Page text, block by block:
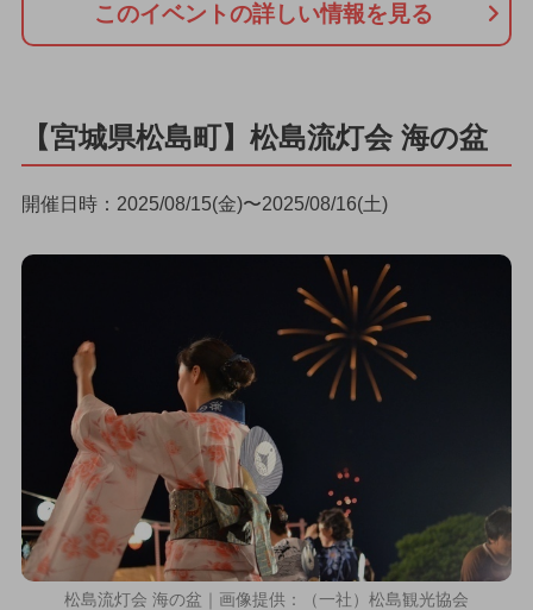
このイベントの詳しい情報を見る
【宮城県松島町】松島流灯会 海の盆
開催日時：2025/08/15(金)〜2025/08/16(土)
松島流灯会 海の盆｜画像提供：（一社）松島観光協会